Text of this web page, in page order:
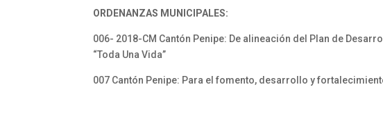
ORDENANZAS MUNICIPALES:
006- 2018-CM Cantón Penipe: De alineación del Plan de
“Toda Una Vida”
007 Cantón Penipe: Para el fomento, desarrollo y